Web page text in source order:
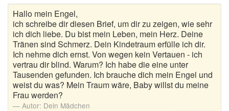
Liebesbotschaft
Liebesbriefe
Liebeserklärung
Liebesfilme
Liebesgedichte
Liebesgrüße
Hallo mein Engel,
ich schreibe dir diesen Brief, um dir zu zeigen, wie sehr
ich dich liebe. Du bist mein Leben, mein Herz. Deine
Tränen sind Schmerz. Dein Kindetraum erfülle ich dir.
Ich nehme dich ernst. Von wegen kein Vertauen - ich
vertrau dir blind. Warum? Ich habe die eine unter
Tausenden gefunden. Ich brauche dich mein Engel und
weist du was? Mein Traum wäre, Baby willst du meine
Frau werden?
Autor: Dein Mädchen